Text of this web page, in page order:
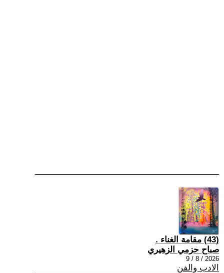
(43) مقامة الغناء .
صباح حزمي الزهيري
2026 / 8 / 9
الادب والفن